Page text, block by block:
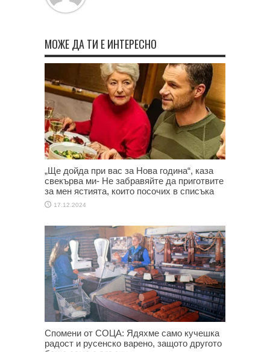
МОЖЕ ДА ТИ Е ИНТЕРЕСНО
„Ще дойда при вас за Нова година“, каза
свекърва ми- Не забравяйте да приготвите
за мен ястията, които посочих в списъка
17.12.2024
Спомени от СОЦА: Ядяхме само кучешка
радост и русенско варено, защото другото